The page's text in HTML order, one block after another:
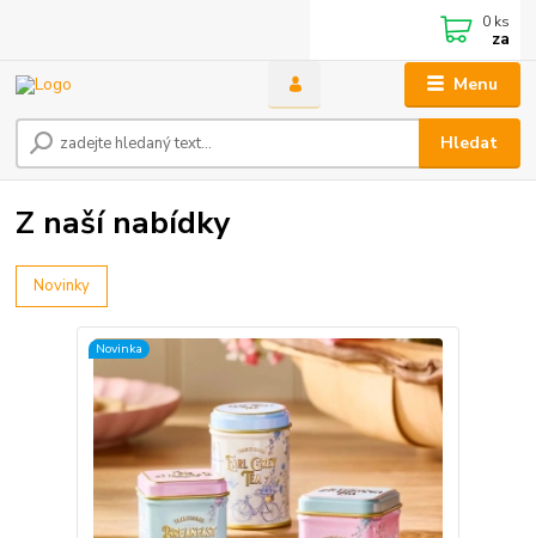
Menu
Hledat
0 ks
za
Z naší nabídky
Novinky
Novinka